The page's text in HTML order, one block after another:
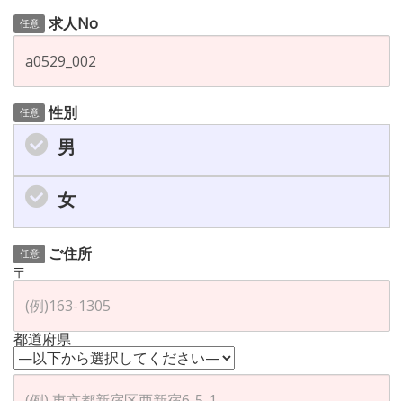
任意 求人No
任意 性別
男
女
任意
ご住所
〒
都道府県